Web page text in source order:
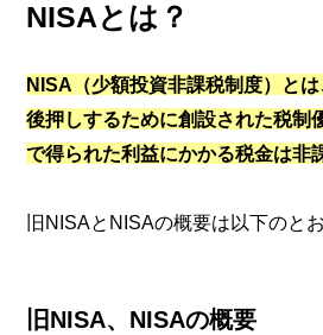
NISAとは？
NISA（少額投資非課税制度）と
後押しするために創設された税制
で得られた利益にかかる税金は非
旧NISAとNISAの概要は以下のと
旧NISA、NISAの概要